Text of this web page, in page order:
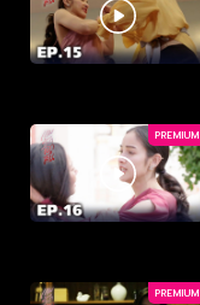
PREMIUM
PREMIUM